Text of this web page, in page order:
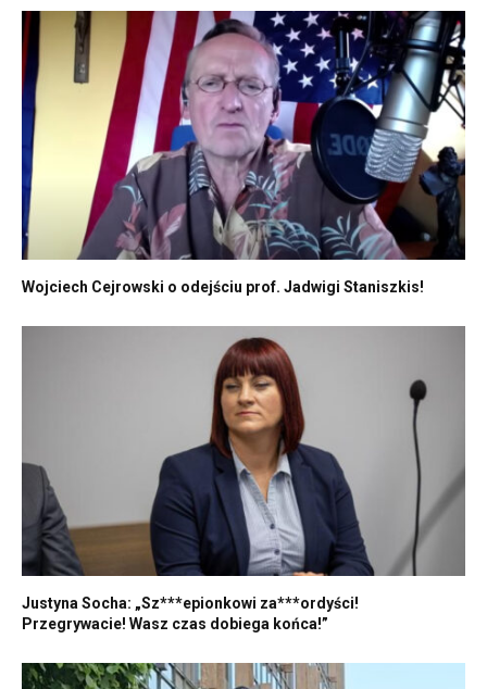
Wojciech Cejrowski o odejściu prof. Jadwigi Staniszkis!
Justyna Socha: „Sz***epionkowi za***ordyści!
Przegrywacie! Wasz czas dobiega końca!”